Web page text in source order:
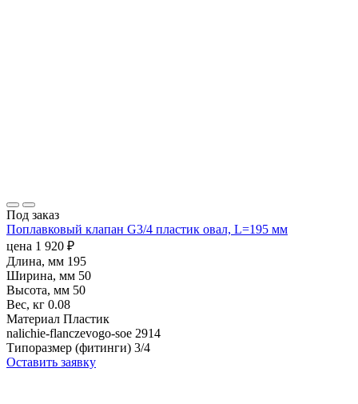
Под заказ
Поплавковый клапан G3/4 пластик овал, L=195 мм
цена 1 920 ₽
Длина, мм 195
Ширина, мм 50
Высота, мм 50
Вес, кг 0.08
Материал Пластик
nalichie-flanczevogo-soe 2914
Типоразмер (фитинги) 3/4
Оставить заявку